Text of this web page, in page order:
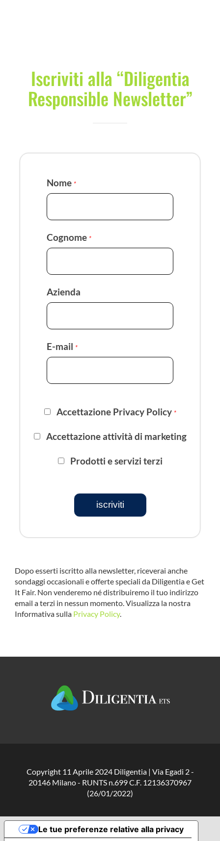
Iscriviti alla “Diligentia
Responsible Newsletter”
Nome *
Cognome *
Azienda
E-mail *
Accettazione Privacy Policy *
Accettazione attività di marketing
Prodotti e servizi terzi
iscriviti
Dopo esserti iscritto alla newsletter, riceverai anche
sondaggi occasionali e offerte speciali da Diligentia e Get
It Fair. Non venderemo né distribuiremo il tuo indirizzo
email a terzi in nessun momento. Visualizza la nostra
Informativa sulla Privacy Policy.
Copyright 11 Aprile 2024 Diligentia | Via Egadi 2 -
20146 Milano - RUNTS n.699 C.F. 12136370967
(26/01/2022)
Le tue preferenze relative alla privacy